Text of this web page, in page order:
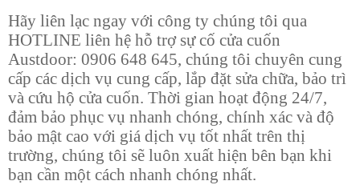
Hãy liên lạc ngay với công ty chúng tôi qua
HOTLINE liên hệ hỗ trợ sự cố cửa cuốn
Austdoor: 0906 648 645, chúng tôi chuyên cung
cấp các dịch vụ cung cấp, lắp đặt sửa chữa, bảo trì
và cứu hộ cửa cuốn. Thời gian hoạt động 24/7,
đảm bảo phục vụ nhanh chóng, chính xác và độ
bảo mật cao với giá dịch vụ tốt nhất trên thị
trường, chúng tôi sẽ luôn xuất hiện bên bạn khi
bạn cần một cách nhanh chóng nhất.